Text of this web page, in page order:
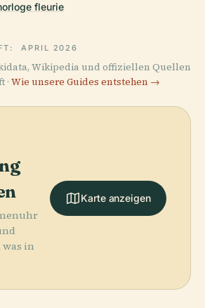
fleurie
APRIL 2026
Wikipedia und offiziellen Quellen
· Wie unsere Guides entstehen →
was in
Karte anzeigen